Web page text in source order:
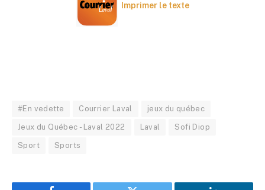
Imprimer le texte
#En vedette Courrier Laval jeux du québec
Jeux du Québec - Laval 2022 Laval Sofi Diop
Sport Sports